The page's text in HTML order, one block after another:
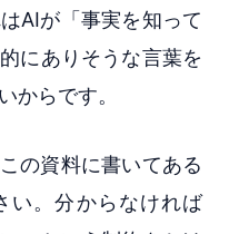
AIが「事実を知って
にありそうな言葉を
からです。
の資料に書いてある
い。分からなければ